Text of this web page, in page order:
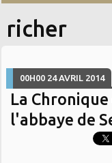
richer
00H00 24 AVRIL 2014
La
l'abbaye de